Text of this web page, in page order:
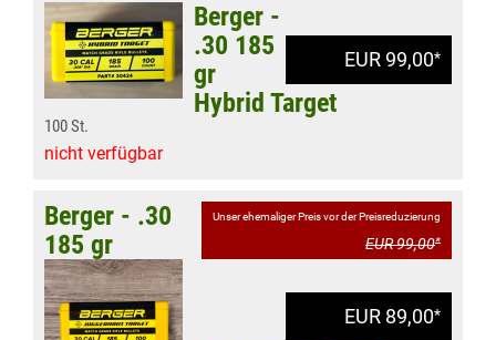
EUR 99,00*
Berger -
.30 185
gr
Hybrid Target
100 St.
nicht verfügbar
Unser ehemaliger Preis vor der Preisreduzierung
EUR 99,00*
EUR 89,00*
Berger - .30
185 gr